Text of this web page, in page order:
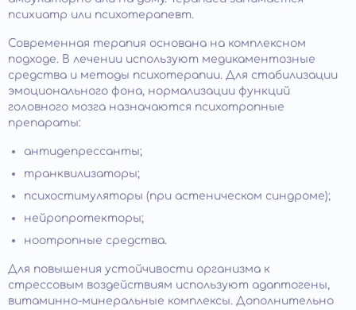
психиатр или психотерапевт.
Современная терапия основана на комплексном
подходе. В лечении используют медикаментозные
средства и методы психотерапии. Для стабилизации
эмоционального фона, нормализации функций
головного мозга назначаются психотропные
препараты:
антидепрессанты;
транквилизаторы;
психостимуляторы (при астеническом синдроме);
нейропротекторы;
ноотропные средства.
Для повышения устойчивости организма к
стрессовым воздействиям используют адаптогены,
витаминно-минеральные комплексы. Дополнительно